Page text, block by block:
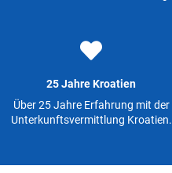
25 Jahre Kroatien
Über 25 Jahre Erfahrung mit der
Unterkunftsvermittlung Kroatien.